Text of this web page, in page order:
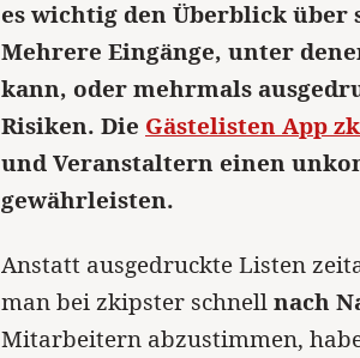
es wichtig den Überblick über
Mehrere Eingänge, unter
kann, oder mehrmals
Risiken. Die Gästelisten App
und Veranstaltern einen
gewährleisten.
Anstatt ausgedruckte Listen
man bei zkipster schnellnach
Mitarbeitern abzustimmen,